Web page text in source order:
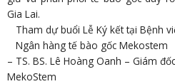
Gia Lai.
Tham dự buổi Lễ Ký kết tại Bệnh
Ngân hàng tế bào gốc Mekostem
– TS. BS. Lê Hoàng Oanh – Giám
MekoStem